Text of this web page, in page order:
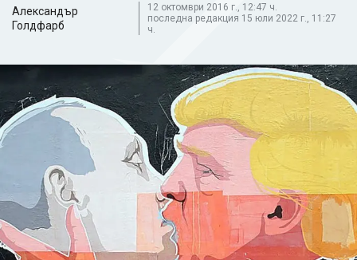
Александър
Голдфарб
12 октомври 2016 г., 12:47 ч.
последна редакция 15 юли 2022 г., 11:27
ч.